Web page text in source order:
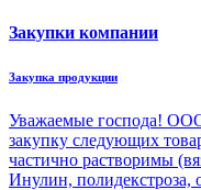
Закупки компании
Закупка продукции
Уважаемые господа!
закупку следующих
частично растворимы
Инулин, полидекстроза,